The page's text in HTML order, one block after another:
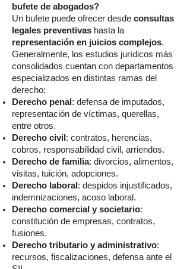
bufete de abogados?
Un bufete puede ofrecer desde consultas
legales preventivas hasta la
representación en juicios complejos.
Generalmente, los estudios jurídicos más
consolidados cuentan con departamentos
especializados en distintas ramas del
derecho:
Derecho penal : defensa de imputados,
representación de víctimas, querellas,
entre otros.
Derecho civil : contratos, herencias,
cobros, responsabilidad civil, arriendos.
Derecho de familia: divorcios, alimentos,
visitas, tuición, adopciones.
Derecho laboral : despidos injustificados,
indemnizaciones, acoso laboral.
Derecho comercial y societario:
constitución de empresas, contratos,
fusiones.
Derecho tributario y administrativo:
recursos, fiscalizaciones, defensa ante el